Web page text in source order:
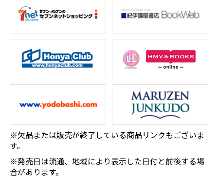
※欠品または販売が終了している商品リンクもございま
す。
※発売日は流通、地域により表示した日付と前後する場
合があります。